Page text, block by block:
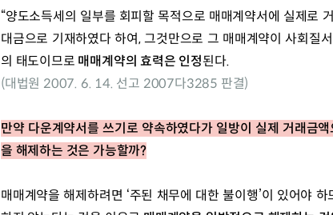
“양도소득세의 일부를 회피할 목적으로 매매계약서에 실제로
대금으로 기재하였다 하여, 그것만으로 그 매매계약이 사회질
의 태도이므로 매매계약의 효력은 인정된다.
(대법원 2007. 6. 14. 선고 2007다3285 판결)
만약 다운계약서를 쓰기로 약속하였다가 일방이 실제 거래금
을 해제하는 것은 가능할까?
매매계약을 해제하려면 ‘주된 채무에 대한 불이행’이 있어야